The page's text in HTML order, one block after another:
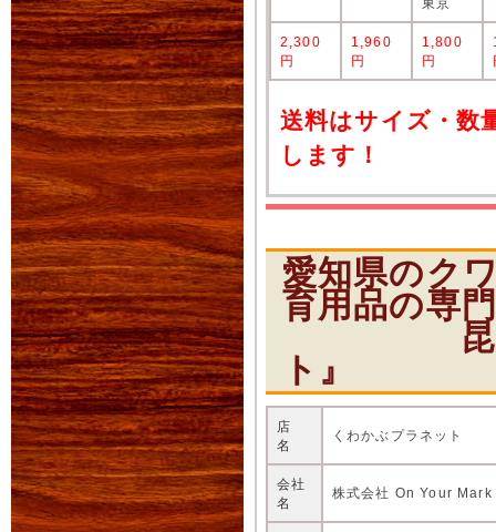
2,300
円
1,960
円
1,800
円
送料はサイズ・数
します！
愛知県のク
育用品の専
昆虫シ
ト』
店
名
くわかぶプラネット
会社
名
株式会社 On Your Mark